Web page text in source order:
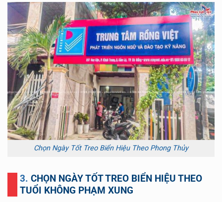
Chọn Ngày Tốt Treo Biển Hiệu Theo Phong Thủy
3. CHỌN NGÀY TỐT TREO BIỂN HIỆU THEO
TUỔI KHÔNG PHẠM XUNG